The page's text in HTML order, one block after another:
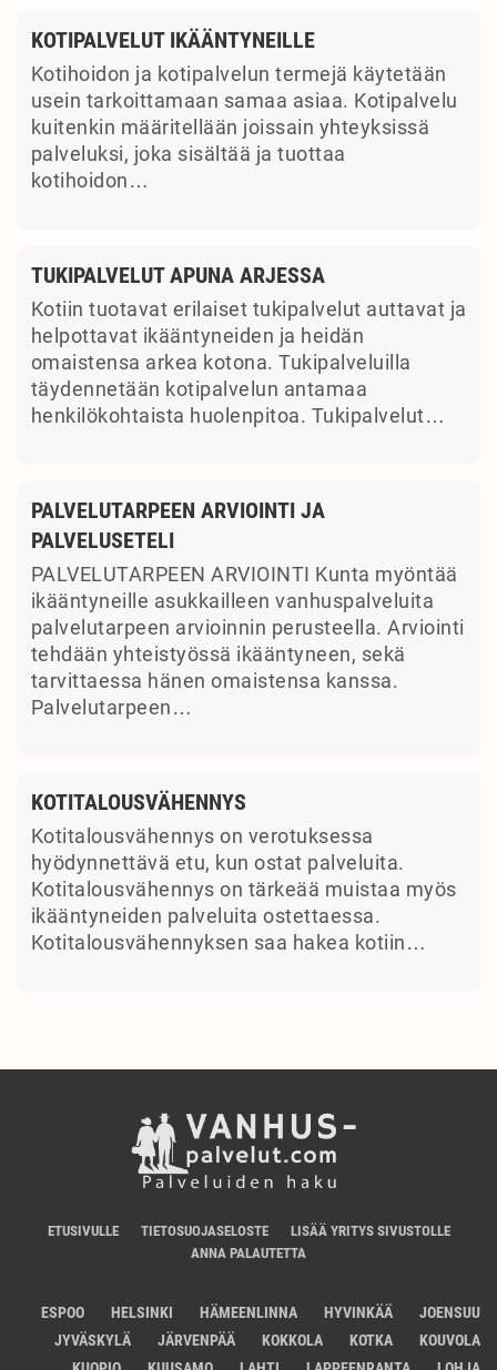
KOTIPALVELUT IKÄÄNTYNEILLE
Kotihoidon ja kotipalvelun termejä käytetään
usein tarkoittamaan samaa asiaa. Kotipalvelu
kuitenkin määritellään joissain yhteyksissä
palveluksi, joka sisältää ja tuottaa
kotihoidon…
TUKIPALVELUT APUNA ARJESSA
Kotiin tuotavat erilaiset tukipalvelut auttavat ja
helpottavat ikääntyneiden ja heidän
omaistensa arkea kotona. Tukipalveluilla
täydennetään kotipalvelun antamaa
henkilökohtaista huolenpitoa. Tukipalvelut…
PALVELUTARPEEN ARVIOINTI JA
PALVELUSETELI
PALVELUTARPEEN ARVIOINTI Kunta myöntää
ikääntyneille asukkailleen vanhuspalveluita
palvelutarpeen arvioinnin perusteella. Arviointi
tehdään yhteistyössä ikääntyneen, sekä
tarvittaessa hänen omaistensa kanssa.
Palvelutarpeen…
KOTITALOUSVÄHENNYS
Kotitalousvähennys on verotuksessa
hyödynnettävä etu, kun ostat palveluita.
Kotitalousvähennys on tärkeää muistaa myös
ikääntyneiden palveluita ostettaessa.
Kotitalousvähennyksen saa hakea kotiin…
ETUSIVULLE TIETOSUOJASELOSTE
LISÄÄ YRITYS SIVUSTOLLE
ANNA PALAUTETTA
ESPOO HELSINKI HÄMEENLINNA HYVINKÄÄ
JOENSUU
JYVÄSKYLÄ
JÄRVENPÄÄ KOKKOLA KOTKA
KOUVOLA